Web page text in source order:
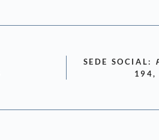
SEDE SOCIAL:
194,